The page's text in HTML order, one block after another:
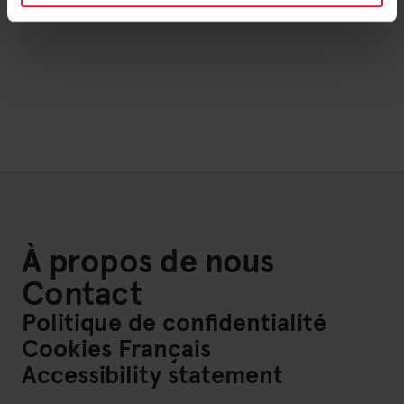
À propos de nous
Contact
Politique de confidentialité
Cookies Français
Accessibility statement